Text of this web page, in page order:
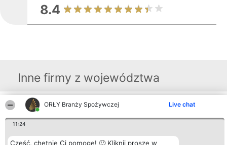
ORŁY Branży Spożywczej Live chat
11:24
Cześć, chętnie Ci pomogę! 🙂 Kliknij proszę w
8.4
Inne firmy z województwa
Organizator plebiscytu
Bright Side Solutions sp. z o.
o. sp. k.
Wrocław 50-079
Laureaci
Laureatów
Kontakt